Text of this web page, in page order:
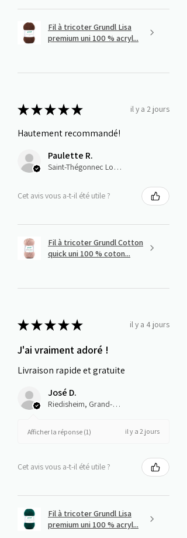
Fil à tricoter Grundl Lisa
premium uni 100 % acryl...
★★★★★ il y a 2 jours
Hautement recommandé!
Paulette R.
Saint-Thégonnec Loc-Eguiner, E
Cet avis vous a-t-il été utile ?
Fil à tricoter Grundl Cotton
quick uni 100 % coton...
★★★★★ il y a 4 jours
J'ai vraiment adoré !
Livraison rapide et gratuite
José D.
Riedisheim, Grand-Est
Afficher la réponse (1) il y a 2 jours
Cet avis vous a-t-il été utile ?
Fil à tricoter Grundl Lisa
premium uni 100 % acryl...